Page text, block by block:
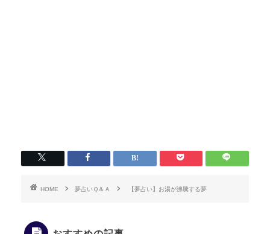
HOME 夢占いＱ＆Ａ 【夢占い】お湯が沸騰する夢